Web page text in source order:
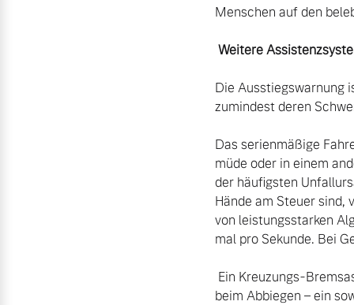
Menschen auf den
Weitere
Die Ausstiegswarnung
zumindest deren
Das serienmäßige
müde oder in einem
der häufigsten
Hände am Steuer sind,
von leistungsstarken
mal pro Sekunde. Bei
beim Abbiegen – ein